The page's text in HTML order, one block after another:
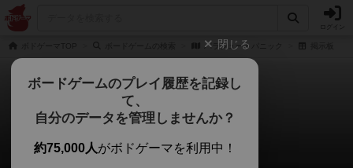
ログイン
パラシュートパニック
パラシュートパニック
0件の掲示板
閉じる
ボードゲームのプレイ履歴を記録し
て、
自分のデータを管理しませんか？
約75,000人がボドゲーマを利用中！